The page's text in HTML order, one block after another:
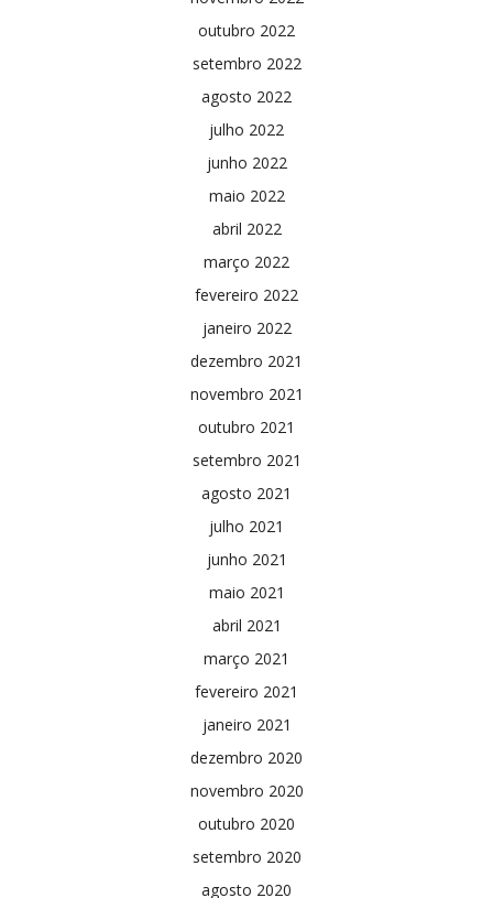
outubro 2022
setembro 2022
agosto 2022
julho 2022
junho 2022
maio 2022
abril 2022
março 2022
fevereiro 2022
janeiro 2022
dezembro 2021
novembro 2021
outubro 2021
setembro 2021
agosto 2021
julho 2021
junho 2021
maio 2021
abril 2021
março 2021
fevereiro 2021
janeiro 2021
dezembro 2020
novembro 2020
outubro 2020
setembro 2020
agosto 2020